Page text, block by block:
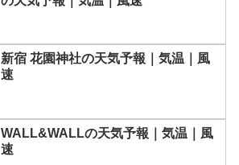
新宿 花園神社の天気予報｜気温｜風
速
WALL&WALLの天気予報｜気温｜風
速